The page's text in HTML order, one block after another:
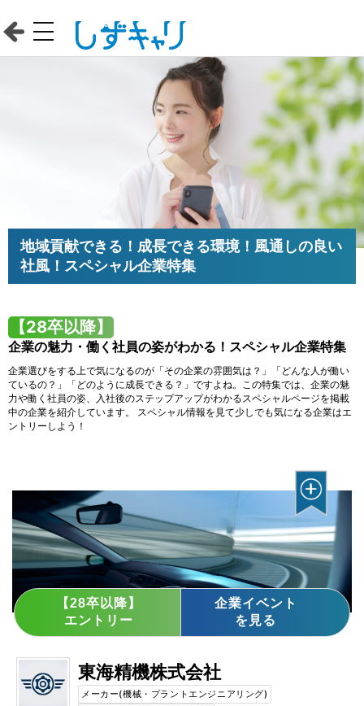
地域貢献できる！成長できる環境！風通しの良い
社風！スペシャル企業特集
【28卒以降】
企業の魅力・働く社員の姿がわかる！スペシャル企業特集
企業選びをする上で気になるのが「その企業の雰囲気は？」「どんな人が働い
ているの？」「どのように成長できる？」ですよね。この特集では、企業の魅
力や働く社員の姿、入社後のステップアップがわかるスペシャルページを掲載
中の企業を紹介しています。 スペシャル情報を見て少しでも気になる企業はエ
ントリーしよう！
【28卒以降】
エントリー
企業イベント
を見る
東海精機株式会社
メーカー(機械・プラントエンジニアリング)